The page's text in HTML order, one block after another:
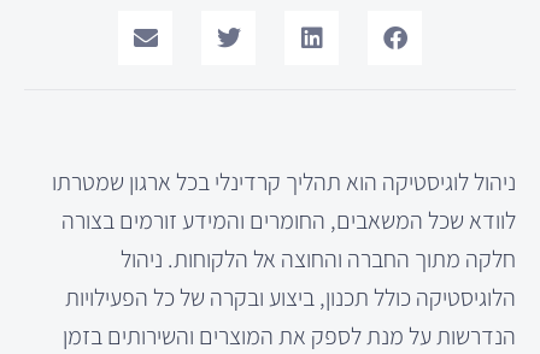
ניהול לוגיסטיקה הוא תהליך קרדינלי בכל ארגון שמטרתו
לוודא שכל המשאבים, החומרים והמידע זורמים בצורה
חלקה מתוך החברה והחוצה אל הלקוחות. ניהול
הלוגיסטיקה כולל תכנון, ביצוע ובקרה של כל הפעילויות
הנדרשות על מנת לספק את המוצרים והשירותים בזמן